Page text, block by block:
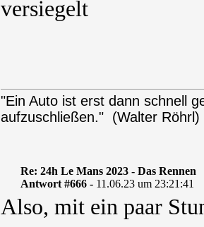
"Ein Auto ist erst dann schnell
aufzuschließen." (Walter Röhrl)
Re: 24h Le Mans 2023 - Das Rennen
Antwort #666 - 11.06.23 um 23:21:41
Also, mit ein paar